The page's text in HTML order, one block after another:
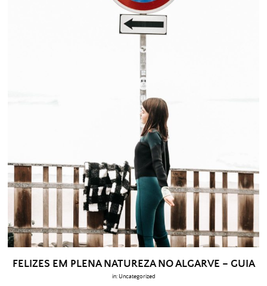
FELIZES EM PLENA NATUREZA NO ALGARVE – GUIA
in: Uncategorized